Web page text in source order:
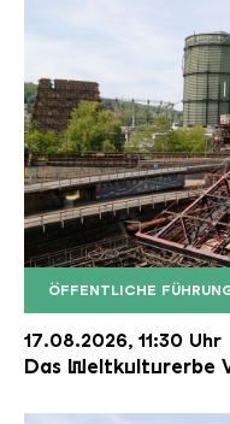
ÖFFENTLICHE
Der
Copyright:
17.08.2026, 11:30 Uhr
Das Weltkulturerbe